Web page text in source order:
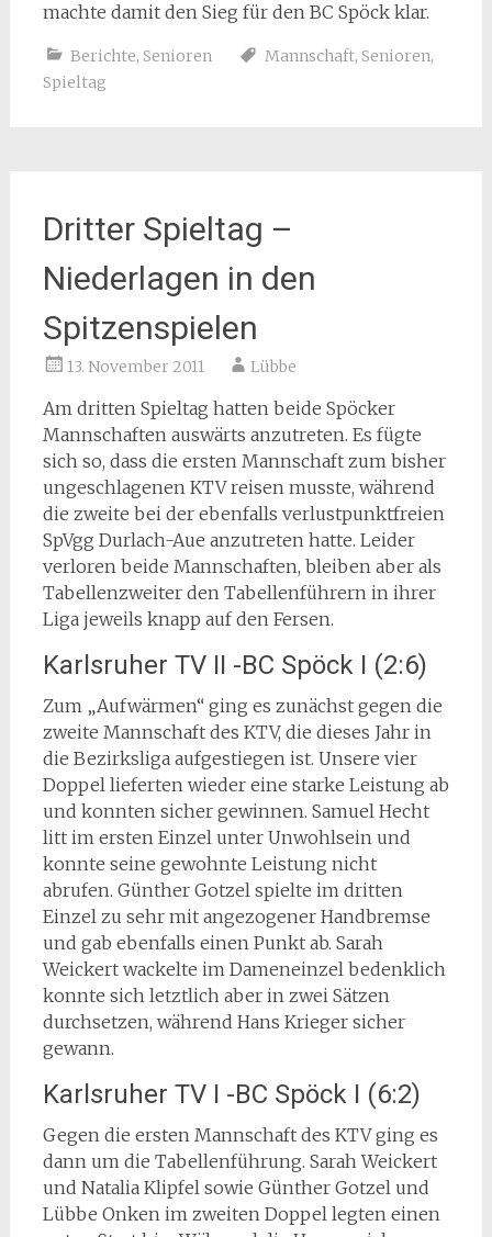
machte damit den Sieg für den BC Spöck klar.
Berichte, Senioren Mannschaft, Senioren,
Spieltag
Dritter Spieltag –
Niederlagen in den
Spitzenspielen
13. November 2011 Lübbe
Am dritten Spieltag hatten beide Spöcker
Mannschaften auswärts anzutreten. Es fügte
sich so, dass die ersten Mannschaft zum bisher
ungeschlagenen KTV reisen musste, während
die zweite bei der ebenfalls verlustpunktfreien
SpVgg Durlach-Aue anzutreten hatte. Leider
verloren beide Mannschaften, bleiben aber als
Tabellenzweiter den Tabellenführern in ihrer
Liga jeweils knapp auf den Fersen.
Karlsruher TV II -BC Spöck I (2:6)
Zum „Aufwärmen“ ging es zunächst gegen die
zweite Mannschaft des KTV, die dieses Jahr in
die Bezirksliga aufgestiegen ist. Unsere vier
Doppel lieferten wieder eine starke Leistung ab
und konnten sicher gewinnen. Samuel Hecht
litt im ersten Einzel unter Unwohlsein und
konnte seine gewohnte Leistung nicht
abrufen. Günther Gotzel spielte im dritten
Einzel zu sehr mit angezogener Handbremse
und gab ebenfalls einen Punkt ab. Sarah
Weickert wackelte im Dameneinzel bedenklich
konnte sich letztlich aber in zwei Sätzen
durchsetzen, während Hans Krieger sicher
gewann.
Karlsruher TV I -BC Spöck I (6:2)
Gegen die ersten Mannschaft des KTV ging es
dann um die Tabellenführung. Sarah Weickert
und Natalia Klipfel sowie Günther Gotzel und
Lübbe Onken im zweiten Doppel legten einen